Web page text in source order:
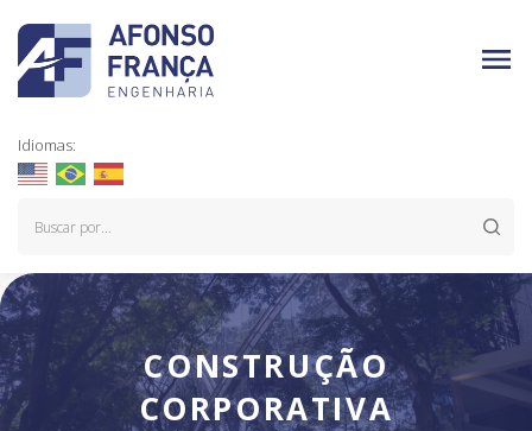
Idiomas:
CONSTRUÇÃO
CORPORATIVA